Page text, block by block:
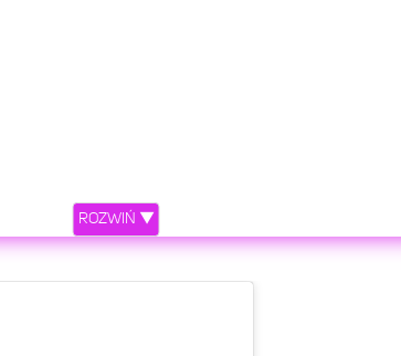
Post udostępniony przez Duke and Duchess of Cambridge (@dukeandduchessofcambridge)
ROZWIŃ ▼